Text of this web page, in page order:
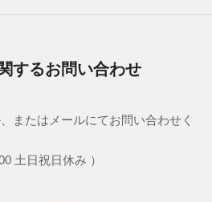
するお問い合わせ
またはメールにてお問い合わせく
土日祝日休み ）